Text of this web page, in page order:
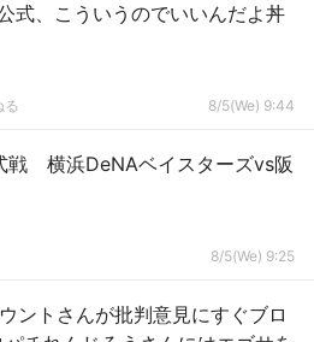
式、こういうのでいいんだよ丼
る 8/5(We) 9:44
戦 横浜DeNAベイスターズvs阪
8/5(We) 9:25
ントさんが批判意見にすぐブロ